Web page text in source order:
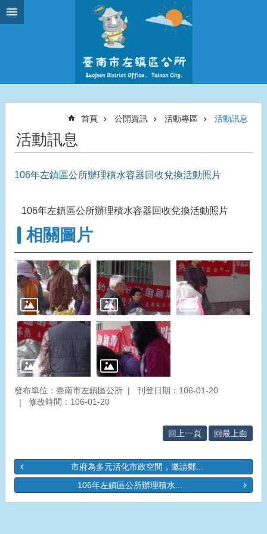
跳到主要內容區塊
首頁 公開資訊 活動專區 活動訊息
活動訊息
106年左鎮區公所辦理積水容器回收兌換活動照片
106年左鎮區公所辦理積水容器回收兌換活動照片
相關圖片
發布單位：臺南市左鎮區公所
刊登日期：106-01-20
修改時間：106-01-20
回上一頁 回最上面
市府為多元活化市政空間，邀請鄭...
106年左鎮區公所辦理積水...